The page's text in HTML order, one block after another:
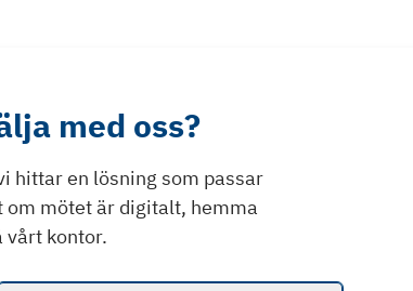
med oss?
hittar en lösning som passar
om mötet är digitalt, hemma
vårt kontor.